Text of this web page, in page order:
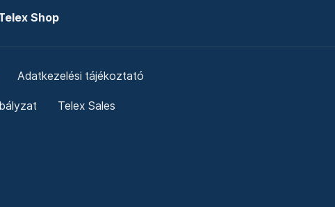
Shop
Adatkezelési tájékoztató
Telex Sales